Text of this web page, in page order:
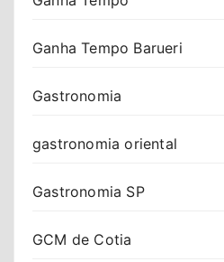
Ganha Tempo Barueri
Gastronomia
gastronomia oriental
Gastronomia SP
GCM de Cotia